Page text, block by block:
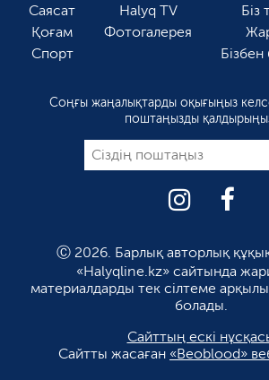
Саясат
Қоғам
Спорт
Halyq TV
Фотогалерея
Біз
Соңғы жаңалықтарды оқығыңыз
поштаңызды
Ⓒ 2026. Барлық авторлық
«Halyqline.kz» сайтында
материалдарды тек сілтеме
болады.
Сайттың ескі
Сайтты жасаған «Beoblood»